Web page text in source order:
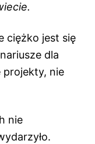
ciężko jest się
dla
projekty, nie
nie